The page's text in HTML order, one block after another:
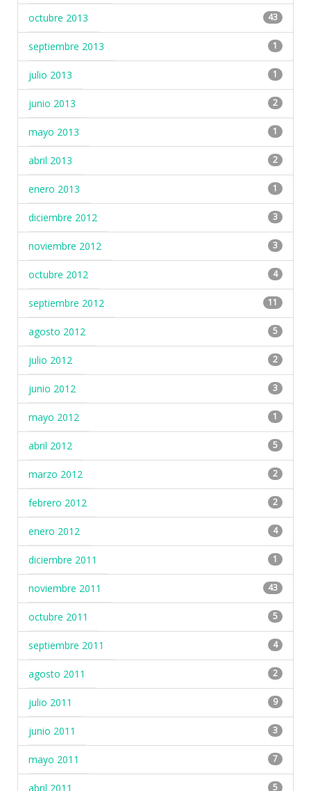
octubre 2013 43
septiembre 2013 1
julio 2013 1
junio 2013 2
mayo 2013 1
abril 2013 2
enero 2013 1
diciembre 2012 3
noviembre 2012 3
octubre 2012 4
septiembre 2012 11
agosto 2012 5
julio 2012 2
junio 2012 3
mayo 2012 1
abril 2012 5
marzo 2012 2
febrero 2012 2
enero 2012 4
diciembre 2011 1
noviembre 2011 43
octubre 2011 5
septiembre 2011 4
agosto 2011 2
julio 2011 9
junio 2011 3
mayo 2011 7
abril 2011 5